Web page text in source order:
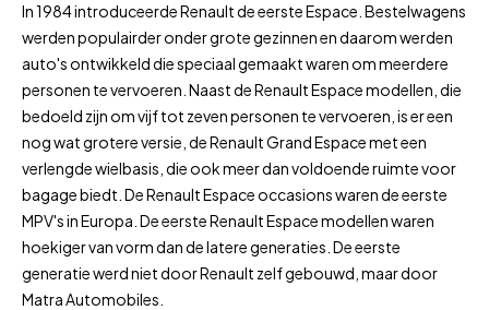
In 1984 introduceerde Renault de eerste Espace. Bestelwagens
werden populairder onder grote gezinnen en daarom werden
auto's ontwikkeld die speciaal gemaakt waren om meerdere
personen te vervoeren. Naast de Renault Espace modellen, die
bedoeld zijn om vijf tot zeven personen te vervoeren, is er een
nog wat grotere versie, de Renault Grand Espace met een
verlengde wielbasis, die ook meer dan voldoende ruimte voor
bagage biedt. De Renault Espace occasions waren de eerste
MPV's in Europa. De eerste Renault Espace modellen waren
hoekiger van vorm dan de latere generaties. De eerste
generatie werd niet door Renault zelf gebouwd, maar door
Matra Automobiles.